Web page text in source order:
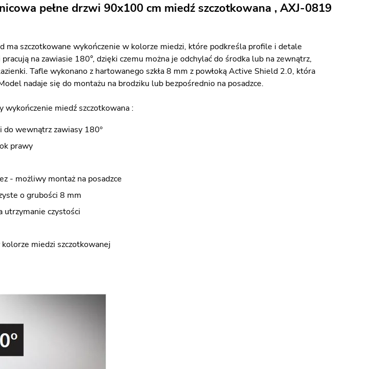
pełne drzwi 90x100 cm miedź szczotkowana , AXJ-0819
ma szczotkowane wykończenie w kolorze miedzi, które podkreśla profile i detale
na zawiasie 180°, dzięki czemu można je odchylać do środka lub na zewnątrz,
Tafle wykonano z hartowanego szkła 8 mm z powłoką Active Shield 2.0, która
nadaje się do montażu na brodziku lub bezpośrednio na posadzce.
miedź szczotkowana :
wewnątrz zawiasy 180º
prawy
- możliwy montaż na posadzce
o grubości 8 mm
utrzymanie czystości
miedzi szczotkowanej